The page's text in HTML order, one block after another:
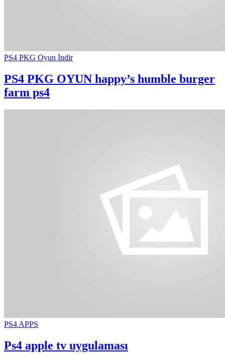
PS4 PKG Oyun İndir
PS4 PKG OYUN happy’s humble burger
farm ps4
PS4 APPS
Ps4 apple tv uygulaması